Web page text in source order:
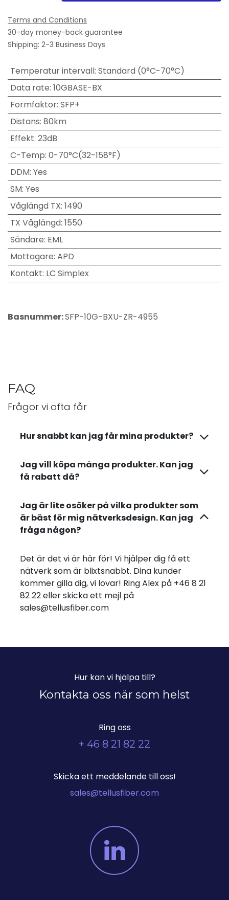
Terms and Conditions
30-day money-back guarantee
Shipping: 2-3 Business Days
Temperatur intervall: Standard (0°C-70°C)
Data rate: 10GBASE-BX
Formfaktor: SFP+
Distans: 80km
Effekt: 23dB
C-Temp: 0-70°C(32-158°F)
DDM: Yes
SM: Yes
Våglängd TX: 1490
TX Våglängd: 1550
Sändare: EML
Mottagare: APD
Kontakt: LC Simplex
Basnummer:SFP-10G-BXU-ZR-4955
FAQ
Frågor vi ofta får
Hur snabbt kan jag får mina produkter?
Jag vill köpa många produkter. Kan jag
få rabatt då?
Jag är lite osöker på vilka produkter som
är bäst för mig nätverksdesign. Kan jag
fråga någon?
Det är det vi är här för! Vi hjälper dig få ett
nätverk som är blixtsnabbt. Dina kunder
kommer gilla dig, vi lovar! Ring Alex på +46 8 21
82 22 eller skicka ett mejl på
sales@tellusfiber.com
Hur kan vi hjälpa till?
Kontakta oss när som helst
Ring oss
+ 46 8 21 82 22
Skicka ett meddelande till oss!
sales@tellusfiber.com